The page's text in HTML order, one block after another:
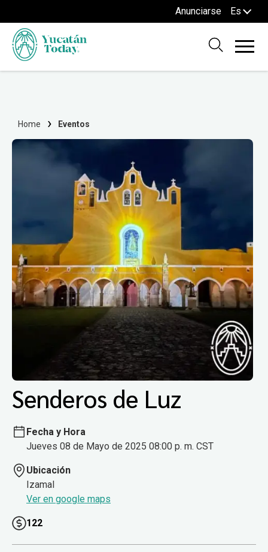
Anunciarse Es
Home Eventos
Senderos de Luz
Fecha y Hora
Jueves 08 de Mayo de 2025 08:00 p. m. CST
Ubicación
Izamal
Ver en google maps
122